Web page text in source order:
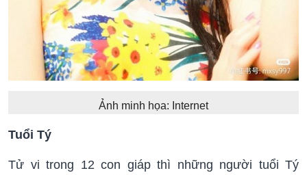
Ảnh minh họa: Internet
Tuổi Tý
Tử vi trong 12 con giáp thì những người tuổi Tý